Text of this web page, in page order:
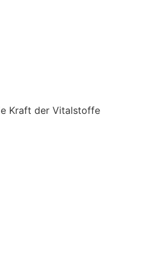
Kraft der Vitalstoffe